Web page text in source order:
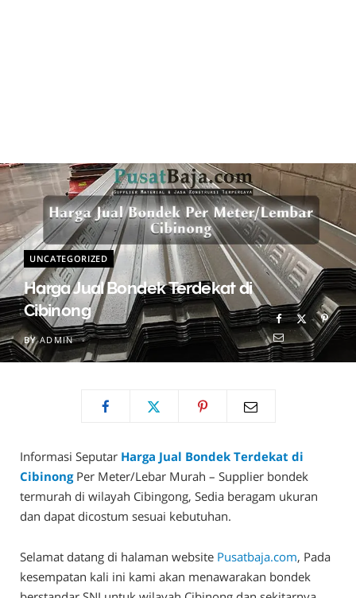
UNCATEGORIZED
Harga Jual Bondek Terdekat di
Cibinong
BY ADMIN
Informasi Seputar Harga Jual Bondek Terdekat di
CibinongPer Meter/Lebar Murah – Supplier bondek
termurah di wilayah Cibingong, Sedia beragam ukuran
dan dapat dicostum sesuai kebutuhan.
Selamat datang di halaman website Pusatbaja.com, Pada
kesempatan kali ini kami akan menawarakan bondek